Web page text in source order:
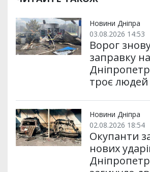
и
и
o
k
e
m p
Новини Дніпра
03.08.2026 14:53
Ворог
заправку на
троє людей
Новини Дніпра
02.08.2026 18:54
Окупанти
нових